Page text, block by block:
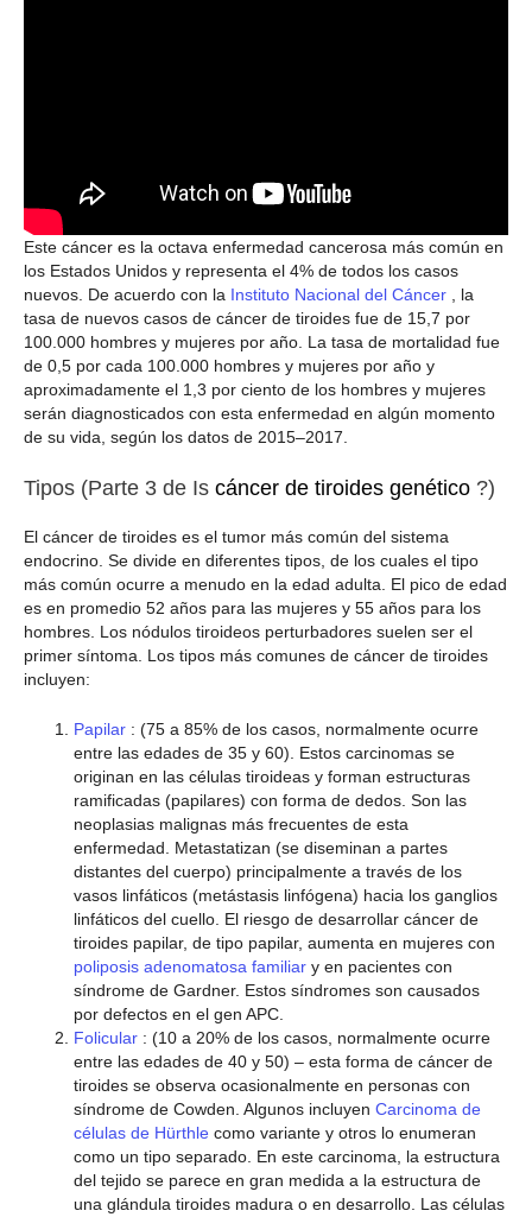
Este cáncer es la octava enfermedad cancerosa más común en
los Estados Unidos y representa el 4% de todos los casos
nuevos. De acuerdo con la Instituto Nacional del Cáncer , la
tasa de nuevos casos de cáncer de tiroides fue de 15,7 por
100.000 hombres y mujeres por año. La tasa de mortalidad fue
de 0,5 por cada 100.000 hombres y mujeres por año y
aproximadamente el 1,3 por ciento de los hombres y mujeres
serán diagnosticados con esta enfermedad en algún momento
de su vida, según los datos de 2015–2017.
Tipos (Parte 3 de Is cáncer de tiroides genético ?)
El cáncer de tiroides es el tumor más común del sistema
endocrino. Se divide en diferentes tipos, de los cuales el tipo
más común ocurre a menudo en la edad adulta. El pico de edad
es en promedio 52 años para las mujeres y 55 años para los
hombres. Los nódulos tiroideos perturbadores suelen ser el
primer síntoma. Los tipos más comunes de cáncer de tiroides
incluyen:
Papilar : (75 a 85% de los casos, normalmente ocurre
entre las edades de 35 y 60). Estos carcinomas se
originan en las células tiroideas y forman estructuras
ramificadas (papilares) con forma de dedos. Son las
neoplasias malignas más frecuentes de esta
enfermedad. Metastatizan (se diseminan a partes
distantes del cuerpo) principalmente a través de los
vasos linfáticos (metástasis linfógena) hacia los ganglios
linfáticos del cuello. El riesgo de desarrollar cáncer de
tiroides papilar, de tipo papilar, aumenta en mujeres con
poliposis adenomatosa familiar y en pacientes con
síndrome de Gardner. Estos síndromes son causados
por defectos en el gen APC.
Folicular : (10 a 20% de los casos, normalmente ocurre
entre las edades de 40 y 50) – esta forma de cáncer de
tiroides se observa ocasionalmente en personas con
síndrome de Cowden. Algunos incluyen Carcinoma de
células de Hürthle como variante y otros lo enumeran
como un tipo separado. En este carcinoma, la estructura
del tejido se parece en gran medida a la estructura de
una glándula tiroides madura o en desarrollo. Las células